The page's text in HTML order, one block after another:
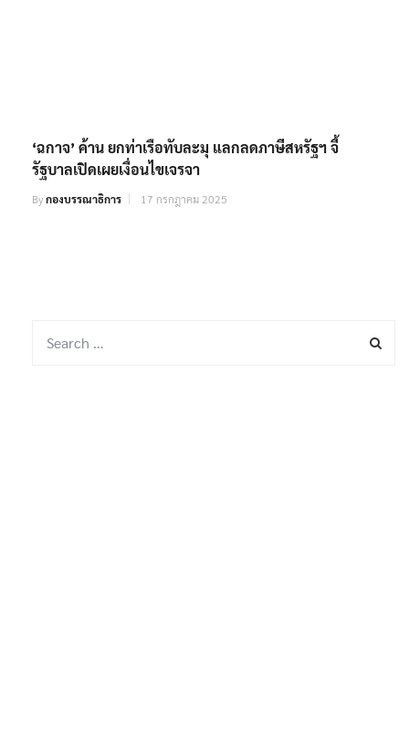
‘ฉกาจ’ ค้าน ยกท่าเรือทับละมุ แลกลดภาษีสหรัฐฯ จี้
รัฐบาลเปิดเผยเงื่อนไขเจรจา
Byกองบรรณาธิการ 17 กรกฎาคม 2025